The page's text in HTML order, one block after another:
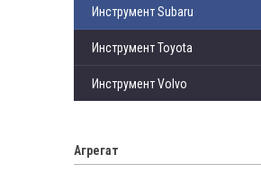
Инструмент Subaru
Инструмент Toyota
Инструмент Volvo
Агрегат